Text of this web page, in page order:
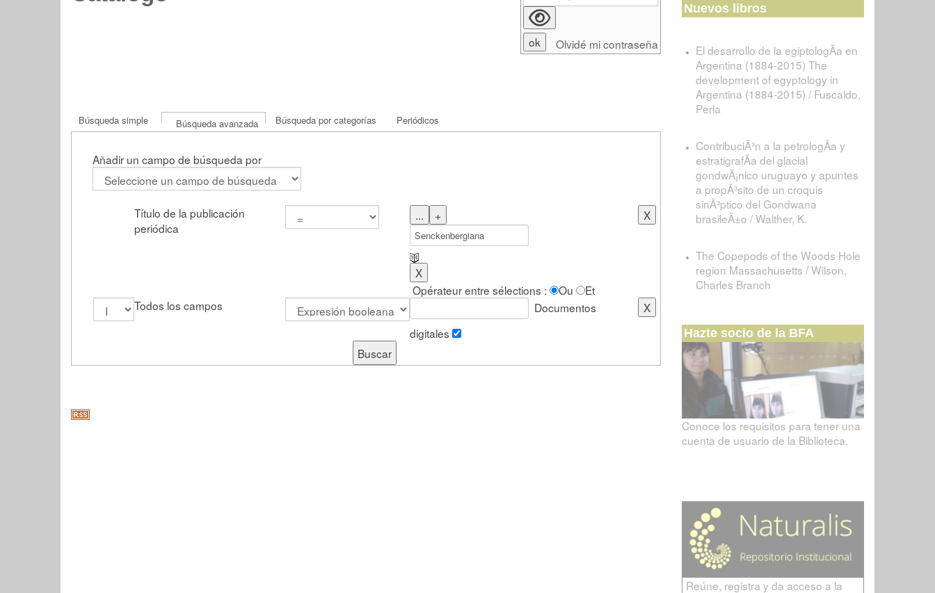
Búsqueda simple Búsqueda avanzada Búsqueda por categorías Periódicos
Añadir un campo de búsqueda por
Título de la publicación
periódica
Opérateur entre sélections : Ou
Et
Todos los campos
Documentos
digitales
Olvidé mi contraseña
Nuevos libros
El desarrollo de la egiptologÃ­a en
Argentina (1884-2015) The
development of egyptology in
Argentina (1884-2015) / Fuscaldo,
Perla
ContribuciÃ³n a la petrologÃ­a y
estratigrafÃ­a del glacial
gondwÃ¡nico uruguayo y apuntes
a propÃ³sito de un croquis
sinÃ³ptico del Gondwana
brasileÃ±o / Walther, K.
The Copepods of the Woods Hole
region Massachusetts / Wilson,
Charles Branch
Hazte socio de la BFA
Conoce los requisitos para tener una
cuenta de usuario de la Biblioteca.
Reúne, registra y da acceso a la